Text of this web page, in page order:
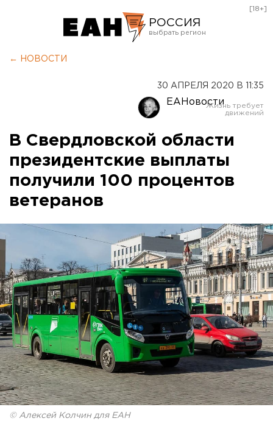
РОССИЯ
Оренбург
[18+]
← НОВОСТИ
30 АПРЕЛЯ 2020 В 11:35
ЕАНовости
В Свердловской области
президентские выплаты
получили 100 процентов
ветеранов
© Алексей Колчин для ЕАН